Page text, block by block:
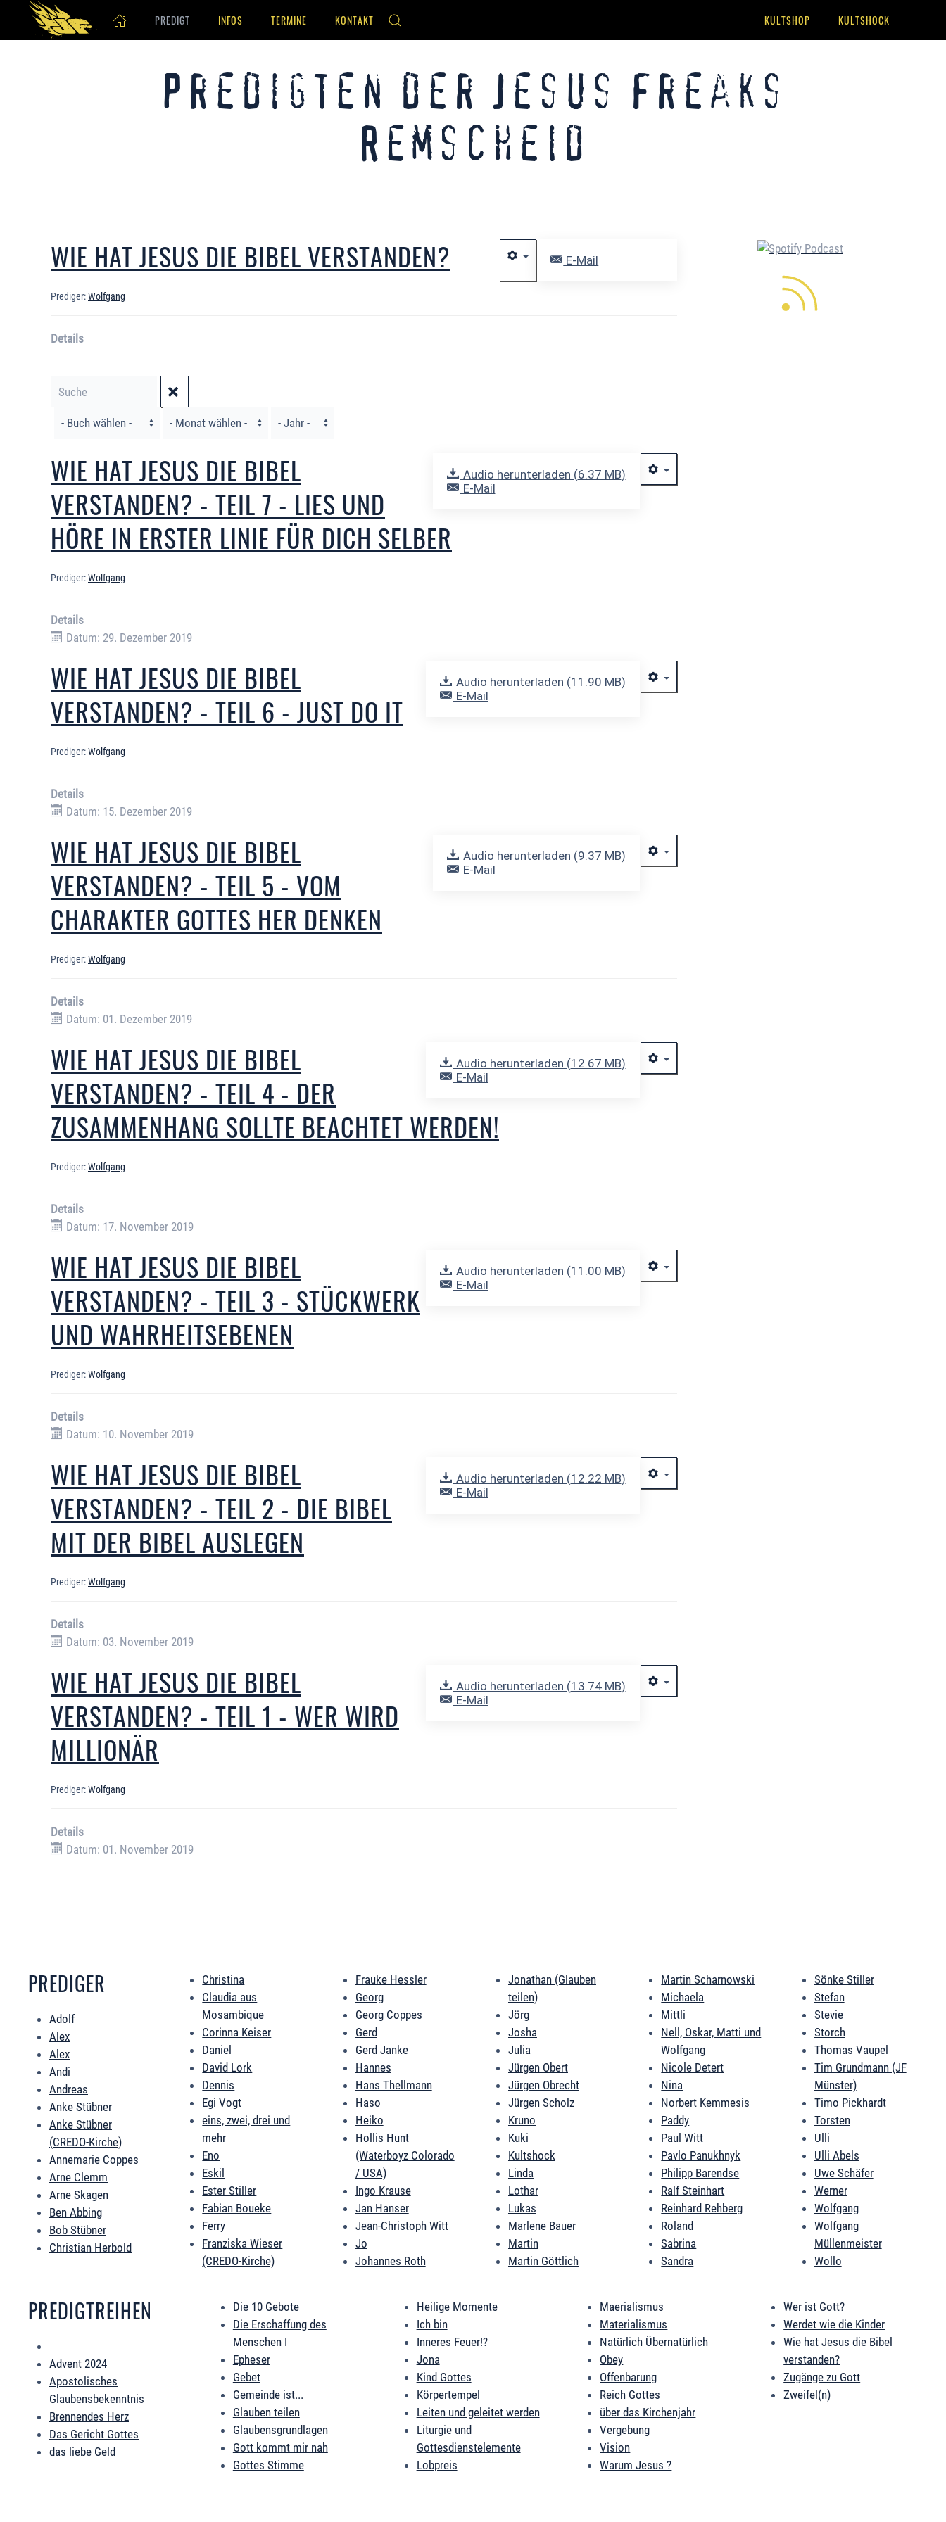
Skip to main content
PREDIGT INFOS TERMINE KONTAKT KULTSHOP KULTSHOCK
Predigten der Jesus Freaks
Remscheid
E-Mail
WIE HAT JESUS DIE BIBEL VERSTANDEN?
Prediger:Wolfgang
Details
Filter
Audio herunterladen (6.37 MB)
E-Mail
WIE HAT JESUS DIE BIBEL
VERSTANDEN? - TEIL 7 - LIES UND
HÖRE IN ERSTER LINIE FÜR DICH SELBER
Prediger:Wolfgang
Details
Datum: 29. Dezember 2019
Audio herunterladen (11.90 MB)
E-Mail
WIE HAT JESUS DIE BIBEL
VERSTANDEN? - TEIL 6 - JUST DO IT
Prediger:Wolfgang
Details
Datum: 15. Dezember 2019
Audio herunterladen (9.37 MB)
E-Mail
WIE HAT JESUS DIE BIBEL
VERSTANDEN? - TEIL 5 - VOM
CHARAKTER GOTTES HER DENKEN
Prediger:Wolfgang
Details
Datum: 01. Dezember 2019
Audio herunterladen (12.67 MB)
E-Mail
WIE HAT JESUS DIE BIBEL
VERSTANDEN? - TEIL 4 - DER
ZUSAMMENHANG SOLLTE BEACHTET WERDEN!
Prediger:Wolfgang
Details
Datum: 17. November 2019
Audio herunterladen (11.00 MB)
E-Mail
WIE HAT JESUS DIE BIBEL
VERSTANDEN? - TEIL 3 - STÜCKWERK
UND WAHRHEITSEBENEN
Prediger:Wolfgang
Details
Datum: 10. November 2019
Audio herunterladen (12.22 MB)
E-Mail
WIE HAT JESUS DIE BIBEL
VERSTANDEN? - TEIL 2 - DIE BIBEL
MIT DER BIBEL AUSLEGEN
Prediger:Wolfgang
Details
Datum: 03. November 2019
Audio herunterladen (13.74 MB)
E-Mail
WIE HAT JESUS DIE BIBEL
VERSTANDEN? - TEIL 1 - WER WIRD
MILLIONÄR
Prediger:Wolfgang
Details
Datum: 01. November 2019
PREDIGER
Adolf
Alex
Alex
Andi
Andreas
Anke Stübner
Anke Stübner
(CREDO-Kirche)
Annemarie Coppes
Arne Clemm
Arne Skagen
Ben Abbing
Bob Stübner
Christian Herbold
Christina
Claudia aus
Mosambique
Corinna Keiser
Daniel
David Lork
Dennis
Egi Vogt
eins, zwei, drei und
mehr
Eno
Eskil
Ester Stiller
Fabian Boueke
Ferry
Franziska Wieser
(CREDO-Kirche)
Frauke Hessler
Georg
Georg Coppes
Gerd
Gerd Janke
Hannes
Hans Thellmann
Haso
Heiko
Hollis Hunt
(Waterboyz Colorado
/ USA)
Ingo Krause
Jan Hanser
Jean-Christoph Witt
Jo
Johannes Roth
Jonathan (Glauben
teilen)
Jörg
Josha
Julia
Jürgen Obert
Jürgen Obrecht
Jürgen Scholz
Kruno
Kuki
Kultshock
Linda
Lothar
Lukas
Marlene Bauer
Martin
Martin Göttlich
Martin Scharnowski
Michaela
Mittli
Nell, Oskar, Matti und
Wolfgang
Nicole Detert
Nina
Norbert Kemmesis
Paddy
Paul Witt
Pavlo Panukhnyk
Philipp Barendse
Ralf Steinhart
Reinhard Rehberg
Roland
Sabrina
Sandra
Sönke Stiller
Stefan
Stevie
Storch
Thomas Vaupel
Tim Grundmann (JF
Münster)
Timo Pickhardt
Torsten
Ulli
Ulli Abels
Uwe Schäfer
Werner
Wolfgang
Wolfgang
Müllenmeister
Wollo
PREDIGTREIHEN
Advent 2024
Apostolisches
Glaubensbekenntnis
Brennendes Herz
Das Gericht Gottes
das liebe Geld
Die 10 Gebote
Die Erschaffung des
Menschen I
Epheser
Gebet
Gemeinde ist...
Glauben teilen
Glaubensgrundlagen
Gott kommt mir nah
Gottes Stimme
Heilige Momente
Ich bin
Inneres Feuer!?
Jona
Kind Gottes
Körpertempel
Leiten und geleitet werden
Liturgie und
Gottesdienstelemente
Lobpreis
Maerialismus
Materialismus
Natürlich Übernatürlich
Obey
Offenbarung
Reich Gottes
über das Kirchenjahr
Vergebung
Vision
Warum Jesus ?
Wer ist Gott?
Werdet wie die Kinder
Wie hat Jesus die Bibel
verstanden?
Zugänge zu Gott
Zweifel(n)